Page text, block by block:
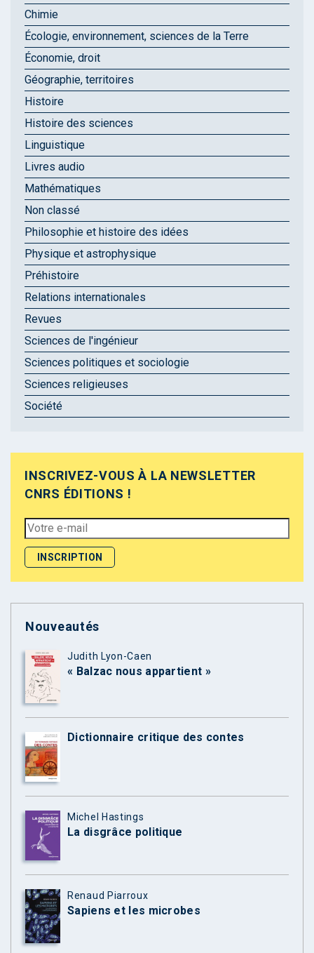
Chimie
Écologie, environnement, sciences de la Terre
Économie, droit
Géographie, territoires
Histoire
Histoire des sciences
Linguistique
Livres audio
Mathématiques
Non classé
Philosophie et histoire des idées
Physique et astrophysique
Préhistoire
Relations internationales
Revues
Sciences de l'ingénieur
Sciences politiques et sociologie
Sciences religieuses
Société
INSCRIVEZ-VOUS À LA NEWSLETTER
CNRS ÉDITIONS !
Nouveautés
Judith Lyon-Caen
« Balzac nous appartient »
Dictionnaire critique des contes
Michel Hastings
La disgrâce politique
Renaud Piarroux
Sapiens et les microbes